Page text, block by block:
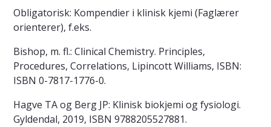
Obligatorisk: Kompendier i klinisk kjemi (Faglærer
orienterer), f.eks.
Bishop, m. fl.: Clinical Chemistry. Principles,
Procedures, Correlations, Lipincott Williams, ISBN:
ISBN 0-7817-1776-0.
Hagve TA og Berg JP: Klinisk biokjemi og fysiologi.
Gyldendal, 2019, ISBN 9788205527881.